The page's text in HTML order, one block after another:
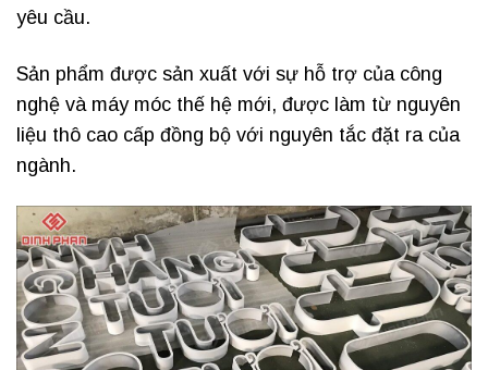
yêu cầu.
Sản phẩm được sản xuất với sự hỗ trợ của công
nghệ và máy móc thế hệ mới, được làm từ nguyên
liệu thô cao cấp đồng bộ với nguyên tắc đặt ra của
ngành.